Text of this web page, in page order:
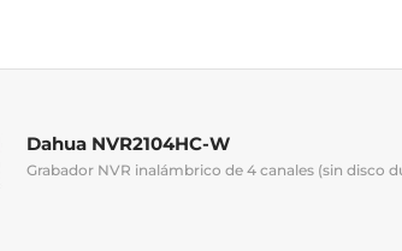
Dahua NVR2104HC-W
Grabador NVR inalámbrico de 4 canales (sin disco